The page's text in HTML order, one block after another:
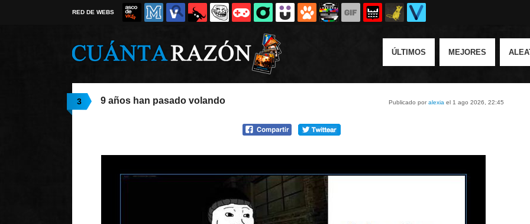
RED DE WEBS
ÚLTIMOS MEJORES
3 Publicado poralexia el 1 ago 2026, 22:45
9 años han pasado volando